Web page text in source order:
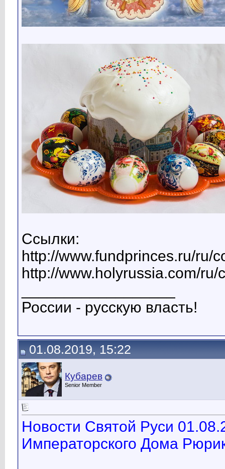
Ссылки:
http://www.fundprinces.ru/ru/
http://www.holyrussia.com/ru/
России - русскую власть!
01.08.2019, 15:22
Кубарев
Senior Member
Новости Святой Руси
Императорского Дома